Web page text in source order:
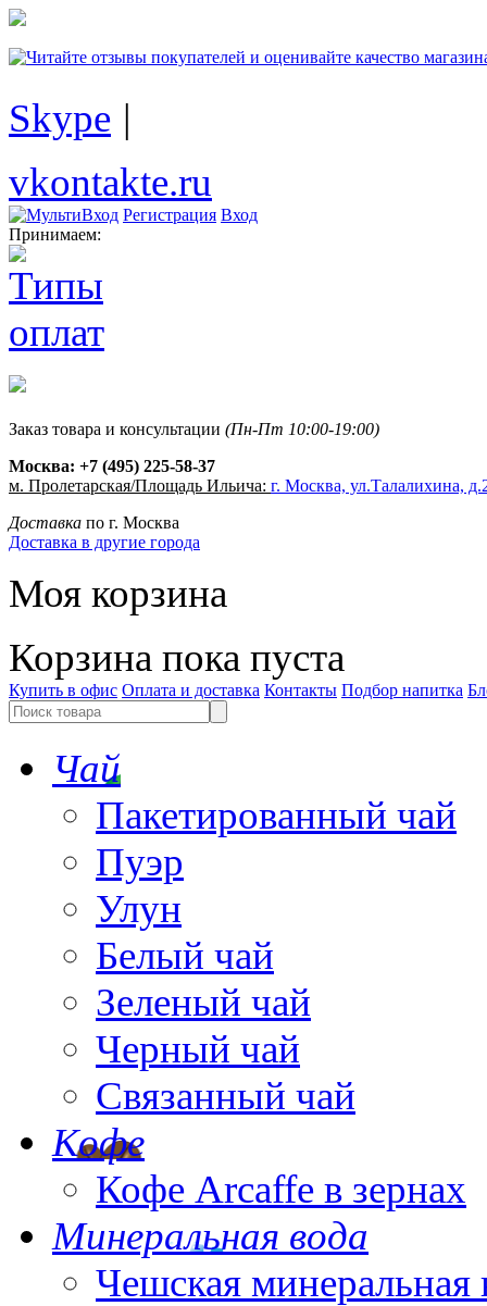
Skype |
vkontakte.ru
Регистрация Вход
Принимаем:
Заказ товара и консультации (Пн-Пт 10:00-19:00)
Москва: +7 (495) 225-58-37
м. Пролетарская/Площадь Ильича: г. Москва, ул.Талалихина,
Доставка по г. Москва
Доставка в другие города
Моя корзина
Корзина пока пуста
Купить в офис Оплата и доставка Контакты Подбор напитка
Чай
Пакетированный чай
Пуэр
Улун
Белый чай
Зеленый чай
Черный чай
Связанный чай
Кофе
Кофе Arcaffe в зернах
Минеральная вода
Чешская минеральная